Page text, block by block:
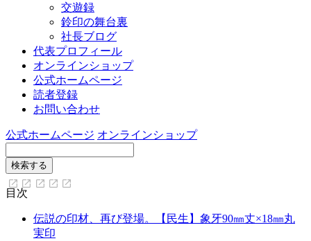
交遊録
鈴印の舞台裏
社長ブログ
代表プロフィール
オンラインショップ
公式ホームページ
読者登録
お問い合わせ
公式ホームページ オンラインショップ
目次
伝説の印材、再び登場。【民生】象牙90㎜丈×18㎜丸
実印